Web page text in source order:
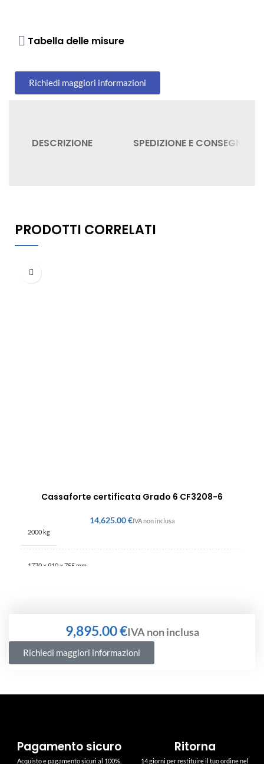
Tabella delle misure
Richiedi maggiori informazioni
DESCRIZIONE SPEDIZIONE E CONSEGNA
PRODOTTI CORRELATI
Cassaforte certificata Grado 6 CF3208-6
€
2000 kg
1770 × 910 × 755 mm
€
Richiedi maggiori informazioni
Pagamento sicuro
Acquisto e pagamento sicuri al 100%.
Ritorna
14 giorni per restituire il tuo ordine nel